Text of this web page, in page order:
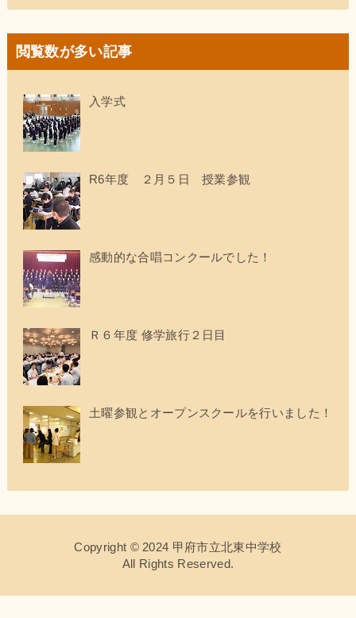
閲覧数が多い記事
入学式
R6年度 ２月５日 授業参観
感動的な合唱コンクールでした！
Ｒ６年度 修学旅行２日目
土曜参観とオープンスクールを行いました！
Copyright © 2024 甲府市立北東中学校
All Rights Reserved.